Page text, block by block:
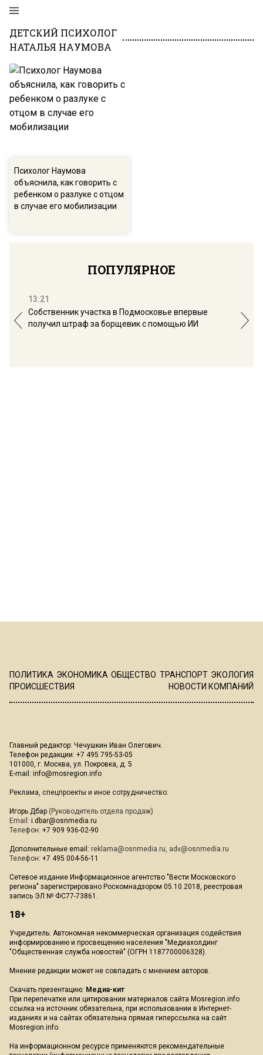
ДЕТСКИЙ ПСИХОЛОГ
НАТАЛЬЯ НАУМОВА
Психолог Наумова
объяснила, как говорить с
ребенком о разлуке с отцом
в случае его мобилизации
ПОПУЛЯРНОЕ
13:21
Собственник участка в Подмосковье впервые
получил штраф за борщевик с помощью ИИ
ПОЛИТИКА ЭКОНОМИКА ОБЩЕСТВО ТРАНСПОРТ ЭКОЛОГИЯ
ПРОИСШЕСТВИЯ
НОВОСТИ КОМПАНИЙ
Главный редактор: Чечушкин Иван Олегович.
Телефон редакции: +7 495 795-53-05
101000, г. Москва, ул. Покровка, д. 5
E-mail: info@mosregion.info
Реклама, спецпроекты и иное сотрудничество:
Игорь Дбар (Руководитель отдела продаж)
Email: i.dbar@osnmedia.ru
Телефон: +7 909 936-02-90
Дополнительные email: reklama@osnmedia.ru, adv@osnmedia.ru
Телефон: +7 495 004-56-11
Сетевое издание Информационное агентство "Вести Московского
региона" зарегистрировано Роскомнадзором 05.10.2018, реестровая
запись ЭЛ № ФС77-73861.
18+
Учредитель: Автономная некоммерческая организация содействия
информированию и просвещению населения "Медиахолдинг
"Общественная служба новостей" (ОГРН 1187700006328).
Мнение редакции может не совпадать с мнением авторов.
Скачать презентацию: Медиа-кит
При перепечатке или цитировании материалов сайта Mosregion.info
ссылка на источник обязательна, при использовании в Интернет-
изданиях и на сайтах обязательна прямая гиперссылка на сайт
Mosregion.info.
На информационном ресурсе применяются рекомендательные